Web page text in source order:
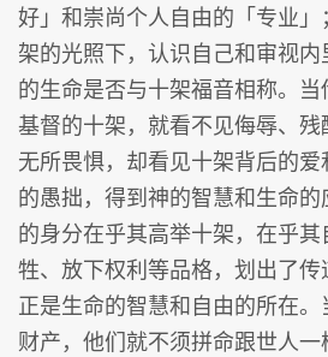
好」和崇尚个人自由的「专业
架的光照下，认识自己和审视
的生命是否与十架福音相称。
基督的十架，就看不见侮辱、
无所畏惧，却看见十架背后的
的愚拙，得到神的智慧和生命
的身分在乎其高举十架，在乎
牲、放下权利等品格，划出了
正是生命的智慧和自由的所在。
财产，他们就不须拼命跟世人